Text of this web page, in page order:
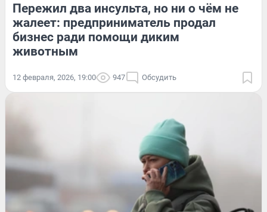
Пережил два инсульта, но ни о чём не
жалеет: предприниматель продал
бизнес ради помощи диким
животным
12 февраля, 2026, 19:00 947 Обсудить